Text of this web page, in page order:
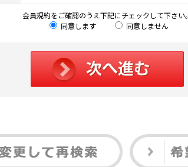
会員規約をご確認のうえ下記にチェックして下さい。
同意します
同意しません